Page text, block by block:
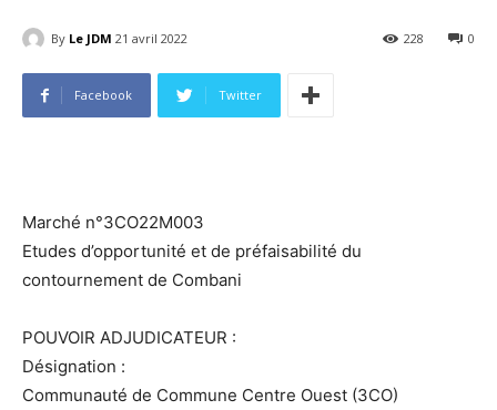
By Le JDM 21 avril 2022 0
228
Facebook Twitter
Marché n°3CO22M003
Etudes d’opportunité et de préfaisabilité du
contournement de Combani
POUVOIR ADJUDICATEUR :
Désignation :
Communauté de Commune Centre Ouest (3CO)